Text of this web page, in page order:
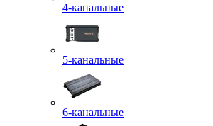
4-канальные
5-канальные
6-канальные